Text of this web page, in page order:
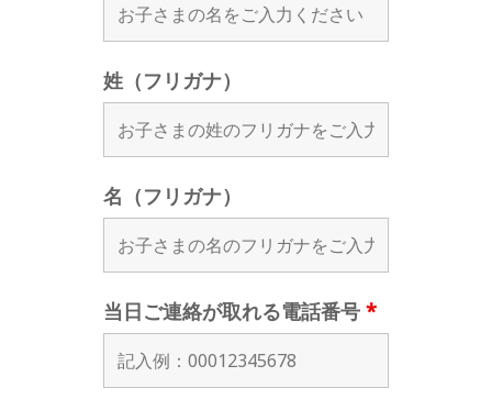
姓（フリガナ）
名（フリガナ）
当日ご連絡が取れる電話番号 *